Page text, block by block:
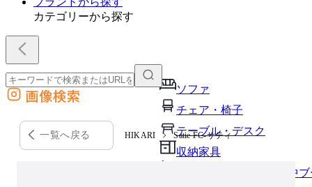
カテゴリーから探す
ソファ
チェア・椅子
テーブル・デスク
収納家具
パーソナルブース・集中
外部サイトの商品をカートに追加
他のサイトで見つけた商品ページのURLを貼り付けて、カートに追加できます
画像検索
一覧へ戻る HIKARI Satie FC-サティ